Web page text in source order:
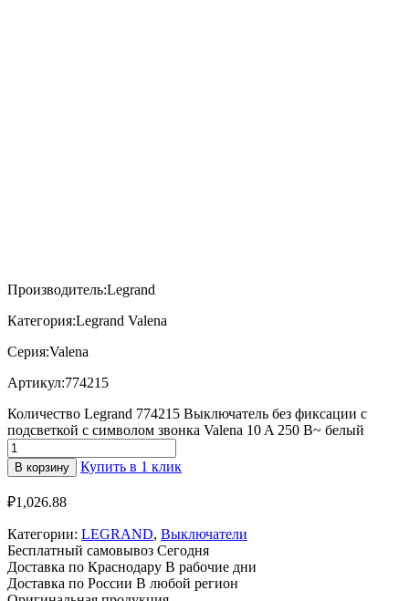
Производитель:Legrand
Категория:Legrand Valena
Серия:Valena
Артикул:774215
Количество Legrand 774215 Выключатель без фиксации с
подсветкой с символом звонка Valena 10 A 250 В~ белый
В корзину Купить в 1 клик
₽1,026.88
Категории: LEGRAND, Выключатели
Бесплатный самовывоз Сегодня
Доставка по Краснодару В рабочие дни
Доставка по России В любой регион